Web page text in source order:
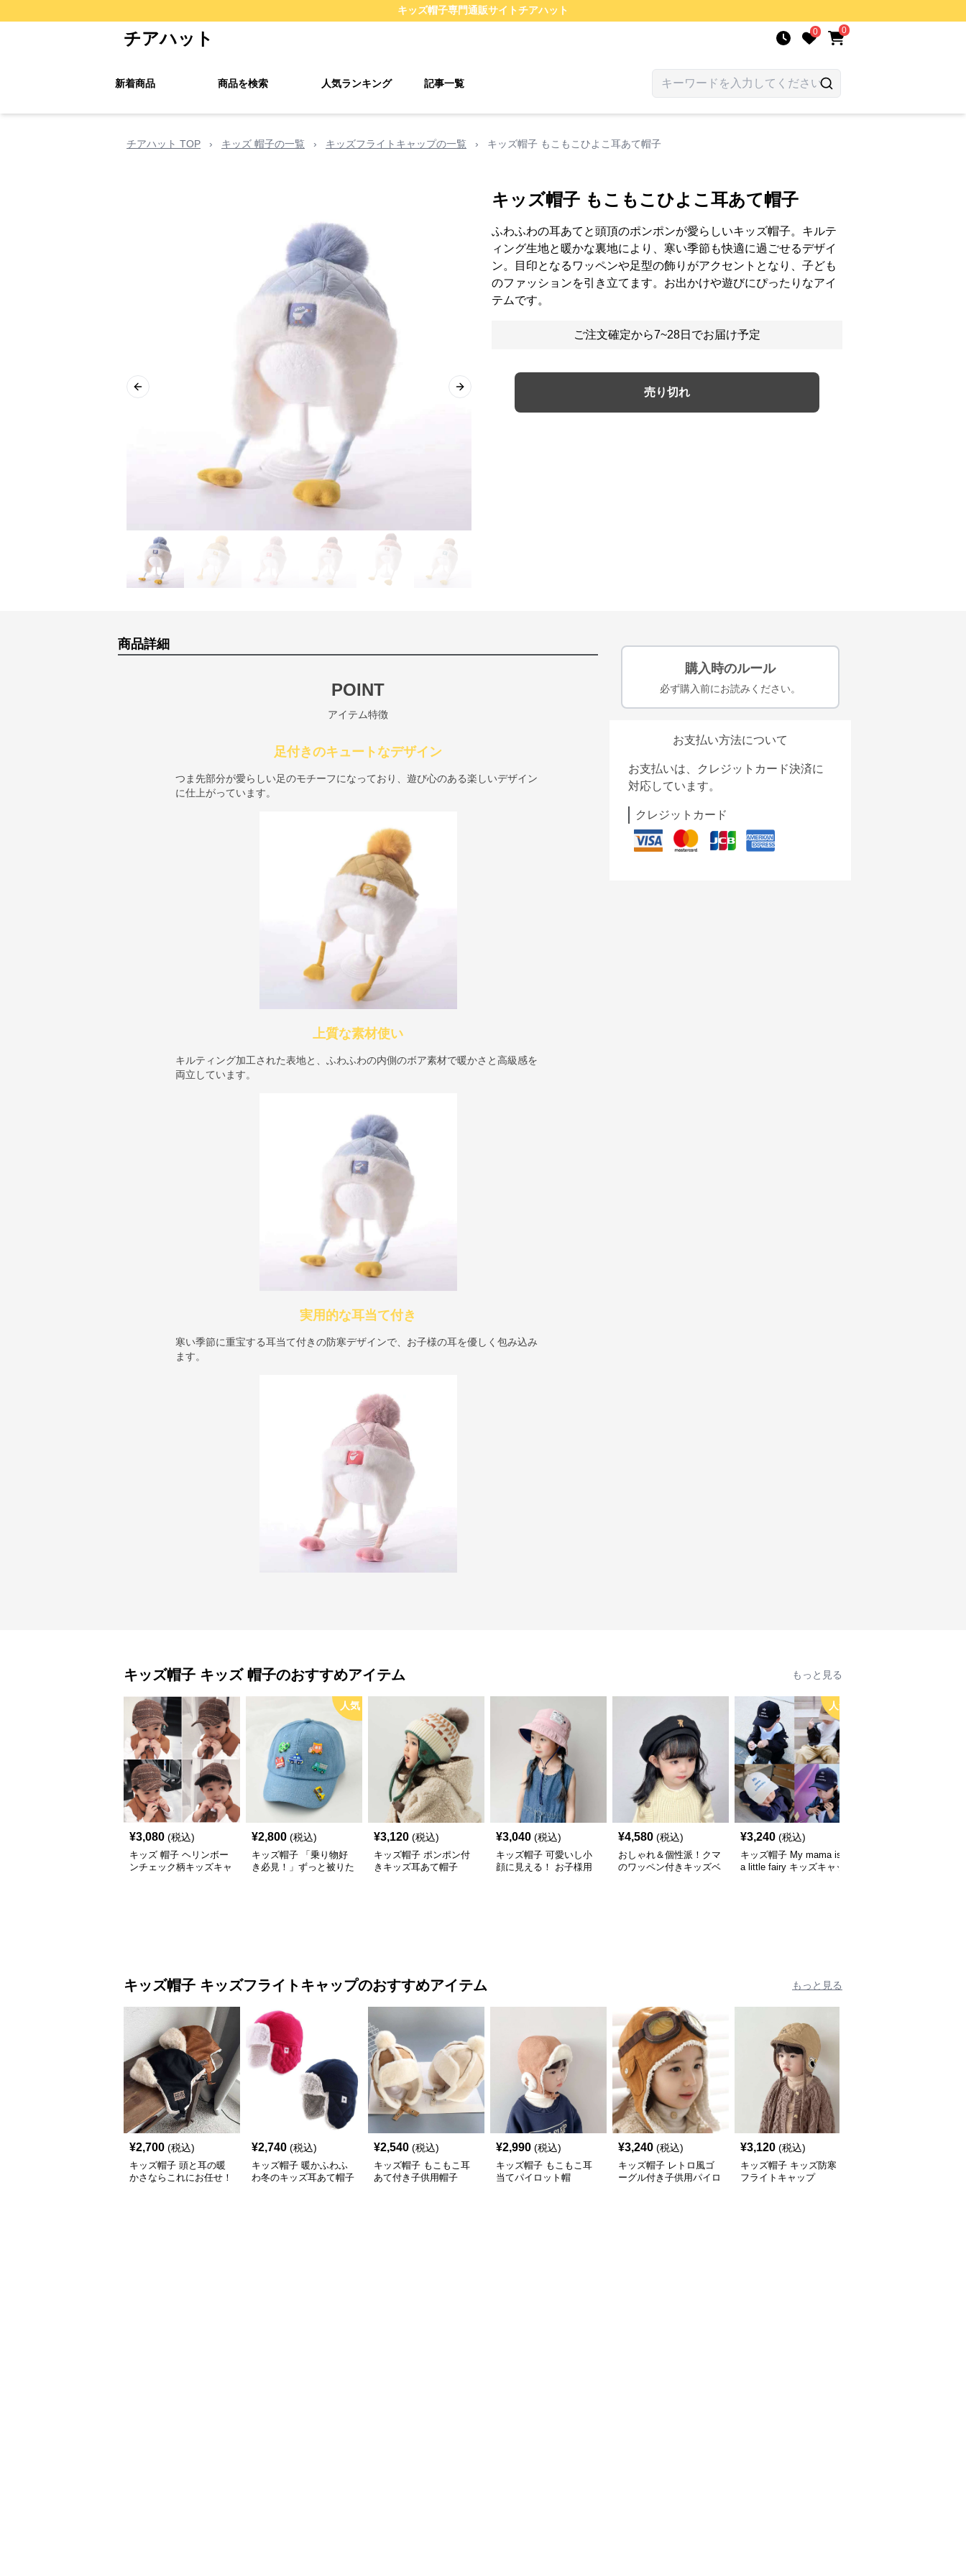
キッズ帽子専門通販サイトチアハット
チアハット 0 0
新着商品 商品を検索 人気ランキング 記事一覧
チアハット TOP › キッズ 帽子の一覧 › キッズフライトキャップの一覧 › キッズ帽子 もこもこひよこ耳あて帽子
Previous slide Next slide
キッズ帽子 もこもこひよこ耳あて帽子
ふわふわの耳あてと頭頂のポンポンが愛らしいキッズ帽子。キルテ
ィング生地と暖かな裏地により、寒い季節も快適に過ごせるデザイ
ン。目印となるワッペンや足型の飾りがアクセントとなり、子ども
のファッションを引き立てます。お出かけや遊びにぴったりなアイ
テムです。
ご注文確定から7~28日でお届け予定
売り切れ
商品詳細
POINT
アイテム特徴
足付きのキュートなデザイン
つま先部分が愛らしい足のモチーフになっており、遊び心のある楽しいデザイン
に仕上がっています。
上質な素材使い
キルティング加工された表地と、ふわふわの内側のボア素材で暖かさと高級感を
両立しています。
実用的な耳当て付き
寒い季節に重宝する耳当て付きの防寒デザインで、お子様の耳を優しく包み込み
ます。
購入時のルール
必ず購入前にお読みください。
お支払い方法について
お支払いは、クレジットカード決済に
対応しています。
クレジットカード
キッズ帽子 キッズ 帽子のおすすめアイテム もっと見る
¥3,080 (税込)
キッズ 帽子 ヘリンボー
ンチェック柄キッズキャ
人気
¥2,800 (税込)
キッズ帽子 「乗り物好
き必見！」ずっと被りた
¥3,120 (税込)
キッズ帽子 ポンポン付
きキッズ耳あて帽子
¥3,040 (税込)
キッズ帽子 可愛いし小
顔に見える！ お子様用
¥4,580 (税込)
おしゃれ＆個性派！クマ
のワッペン付きキッズベ
人気
¥3,240 (税込)
キッズ帽子 My mama is
a little fairy キッズキャッ
キッズ帽子 キッズフライトキャップのおすすめアイテム もっと見る
¥2,700 (税込)
キッズ帽子 頭と耳の暖
かさならこれにお任せ！
¥2,740 (税込)
キッズ帽子 暖かふわふ
わ冬のキッズ耳あて帽子
¥2,540 (税込)
キッズ帽子 もこもこ耳
あて付き子供用帽子
¥2,990 (税込)
キッズ帽子 もこもこ耳
当てパイロット帽
¥3,240 (税込)
キッズ帽子 レトロ風ゴ
ーグル付き子供用パイロ
¥3,120 (税込)
キッズ帽子 キッズ防寒
フライトキャップ